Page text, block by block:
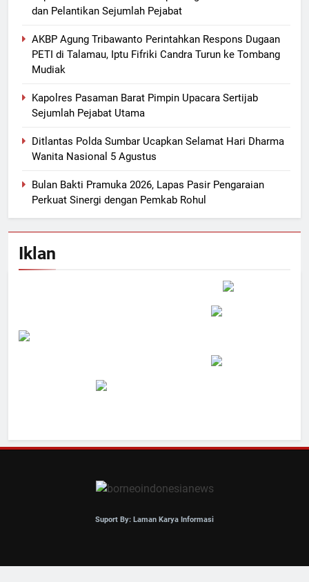
dan Pelantikan Sejumlah Pejabat
AKBP Agung Tribawanto Perintahkan Respons Dugaan
PETI di Talamau, Iptu Fifriki Candra Turun ke Tombang
Mudiak
Kapolres Pasaman Barat Pimpin Upacara Sertijab
Sejumlah Pejabat Utama
Ditlantas Polda Sumbar Ucapkan Selamat Hari Dharma
Wanita Nasional 5 Agustus
Bulan Bakti Pramuka 2026, Lapas Pasir Pengaraian
Perkuat Sinergi dengan Pemkab Rohul
Iklan
Suport By: Laman Karya Informasi